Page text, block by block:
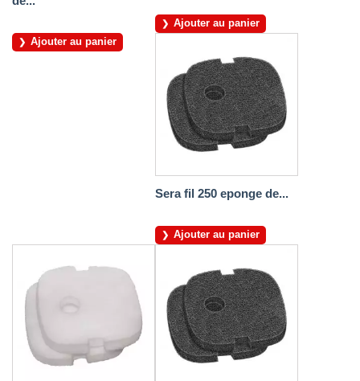
Ajouter au panier
Ajouter au panier
Sera fil 250 eponge de...
Ajouter au panier